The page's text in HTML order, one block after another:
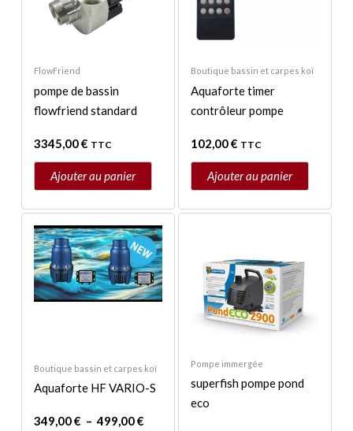
FlowFriend
pompe de bassin
flowfriend standard
3345,00€ TTC
Ajouter au panier
Boutique bassin et carpes koï
Aquaforte timer
contrôleur pompe
102,00€ TTC
Ajouter au panier
Boutique bassin et carpes koï
Aquaforte HF VARIO-S
349,00€ – 499,00€
Plage
de
prix :
349,00 €
à
499,00 €
produit
a
plusieurs
variations.
sur
Pompe immergée
superfish pompe pond
eco
84,95 €
à
96,00 €
plusieurs
variations.
Les
peuvent
être
choisies